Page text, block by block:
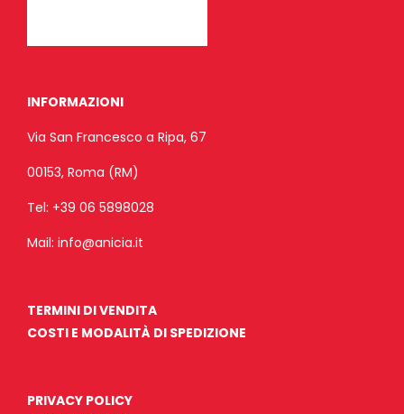
INFORMAZIONI
Via San Francesco a Ripa, 67
00153, Roma (RM)
Tel: +39 06 5898028
Mail: info@anicia.it
TERMINI DI VENDITA
COSTI E MODALITÀ DI SPEDIZIONE
PRIVACY POLICY